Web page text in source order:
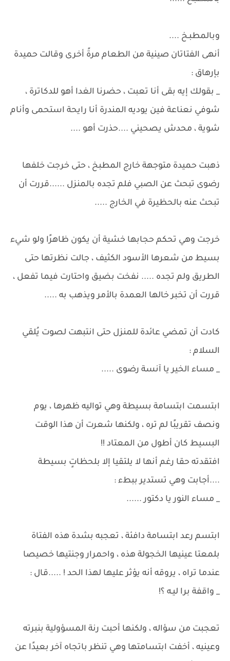
وبالمطبـخ ....
أنهى الفتاتان صينية من الطعام مرةً أخرى وقالت حميدة
بإرهاق :
_ بقولك إيه بقى أنا تعبت ، حضرنا الغدا أهو للدكاترة ،
شوفي نعناعة فين يوديه المندرة أنا رايحة استحمى وأنام
شوية ، محدش يصحيني ....حذرت أهو ....
ذهبت حميدة متوجهة خارج المطبخ ، حتى خرجت خلفها
رضوى تبحث عن الصبي فلم تجده بالمنزل ......قررت أن
تبحث عنه بالحظيرة في الخارج .....
خرجت وهي تحكم حجابها خشية أن يكون ظاهرًا ولو شيء
بسيط من شعرها الأسود الكثيف ، جالت نظرتها حتى
الطريق ولم تجده ..... نفخت بضيق واحتارت فيما تفعل ،
قررت أن تخبر خالها العمدة بالأمر ويذهب به .....
كادت أن تمضي عائدة للمنزل حتى انتبهت لصوت يُلقي
السلام :
_ مساء الخير يا آنسة رضوى .....
ابتسمت ابتسامة بسيطة وهي تواليه ظهرها ، يوم
ونصف تقريبًا لم تره ، ولكنها شعرت أن هذا الوقت
البسيط كان أطول من المعتاد !!
افتقدته حقا رغم أنها لا يلتقيا إلا بلحظاتٍ بسيطة
....أجابت وهي تستدير ببطء :
_ مساء النور يا دكتور ......
ابتسم رعد ابتسامة دافئة ، تعجبه بشدة هذه الفتاة
بلمعتا عينيها الخجولة هذه ، واحمرار وجنتيها خصيصا
عندما تراه ، يروقه أنه يؤثر عليها لهذا الحد ! .....قال :
_ واقفة برا ليـه ؟!
تعجبت من سؤاله ، ولكنها أحبت رنة المسؤولية بنبرته
وعينيه ، أخفت ابتسامتها وهي تنظر باتجاه آخر بعيدًا عن